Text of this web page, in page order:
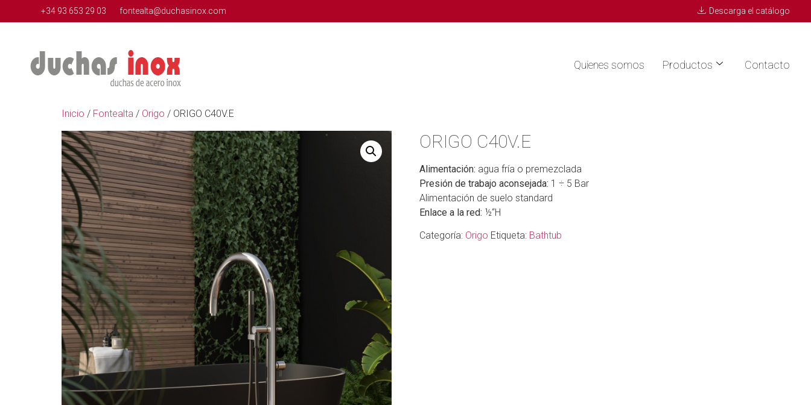
+34 93 653 29 03 fontealta@duchasinox.com Descarga el catálogo
Quienes somos Productos Contacto
Inicio / Fontealta / Origo / ORIGO C40V.E
ORIGO C40V.E
Alimentación: agua fría o premezclada
Presión de trabajo aconsejada: 1 ÷ 5 Bar
Alimentación de suelo standard
Enlace a la red: ½“H
Categoría: Origo Etiqueta: Bathtub